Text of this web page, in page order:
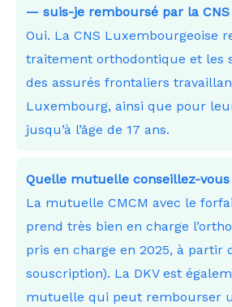
— suis-je remboursé par la CNS
Oui. La CNS Luxembourgeoise
traitement orthodontique et les
des assurés frontaliers
Luxembourg, ainsi que pour
jusqu’à l’âge de 17 ans.
Quelle mutuelle conseillez-vous
La mutuelle CMCM avec le
prend très bien en charge
pris en charge en 2025, à partir
souscription). La DKV est
mutuelle qui peut rembourser